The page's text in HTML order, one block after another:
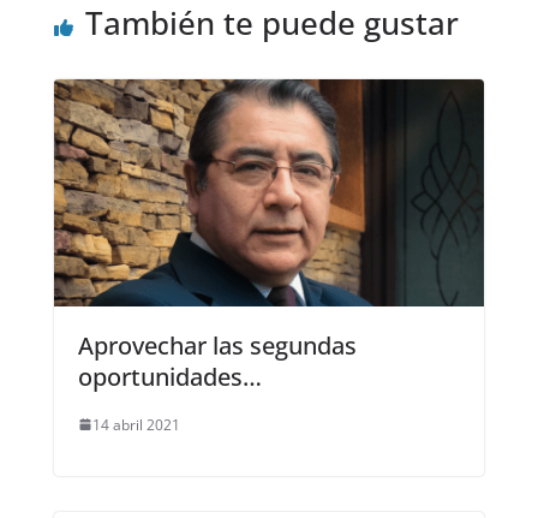
También te puede gustar
Aprovechar las segundas
oportunidades…
14 abril 2021